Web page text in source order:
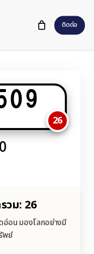
ติดต่อ
26
วม: 26
อ่อน มองโลกอย่างมี
พย์